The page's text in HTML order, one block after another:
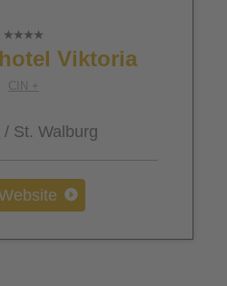
Viktoria
CIN +
/ St. Walburg